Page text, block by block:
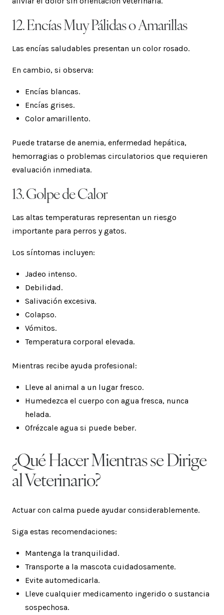
12. Encías Muy Pálidas o Amarillas
Las encías saludables presentan un color rosado.
En cambio, si observa:
Encías blancas.
Encías grises.
Color amarillento.
Puede tratarse de anemia, enfermedad hepática,
hemorragias o problemas circulatorios que requieren
evaluación inmediata.
13. Golpe de Calor
Las altas temperaturas representan un riesgo
importante para perros y gatos.
Los síntomas incluyen:
Jadeo intenso.
Debilidad.
Salivación excesiva.
Colapso.
Vómitos.
Temperatura corporal elevada.
Mientras recibe ayuda profesional:
Lleve al animal a un lugar fresco.
Humedezca el cuerpo con agua fresca, nunca
helada.
Ofrézcale agua si puede beber.
¿Qué Hacer Mientras se Dirige
al Veterinario?
Actuar con calma puede ayudar considerablemente.
Siga estas recomendaciones:
Mantenga la tranquilidad.
Transporte a la mascota cuidadosamente.
Evite automedicarla.
Lleve cualquier medicamento ingerido o sustancia
sospechosa.